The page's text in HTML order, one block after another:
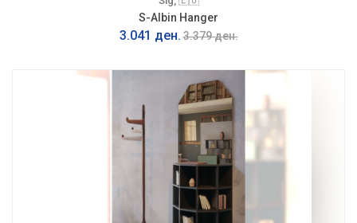
S-Albin Hanger
3.041 ден. 3.379 ден.